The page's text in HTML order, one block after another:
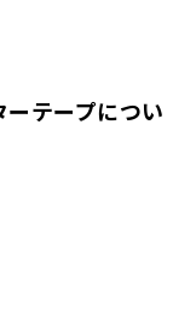
ーテープについ